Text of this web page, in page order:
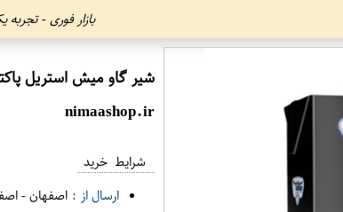
بازار فوری -
شیر گاو میش استریل
nimaashop.ir
شرایط خرید
ارسال از : اصفهان-